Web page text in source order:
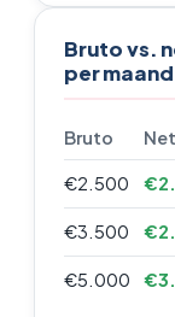
Bruto vs.
per maand
Bruto
€2.500
€3.500
€5.000